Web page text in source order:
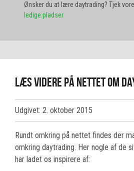
Ønsker du at lære daytrading? Tjek
ledige pladser
Læs videre på nettet om
Udgivet: 2. oktober 2015
Rundt omkring på nettet findes der
omkring daytrading. Her nogle af de
har ladet os inspirere af: